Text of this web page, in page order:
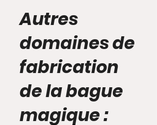
Autres
domaines de
fabrication
de la bague
magique :